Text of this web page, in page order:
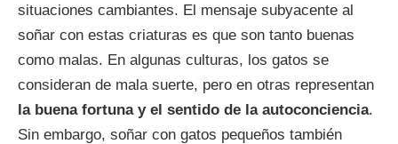
situaciones cambiantes. El mensaje subyacente al
soñar con estas criaturas es que son tanto buenas
como malas. En algunas culturas, los gatos se
consideran de mala suerte, pero en otras representan
la buena fortuna y el sentido de la autoconciencia.
Sin embargo, soñar con gatos pequeños también